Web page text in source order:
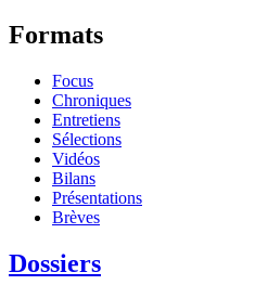
Formats
Focus
Chroniques
Entretiens
Sélections
Vidéos
Bilans
Présentations
Brèves
Dossiers